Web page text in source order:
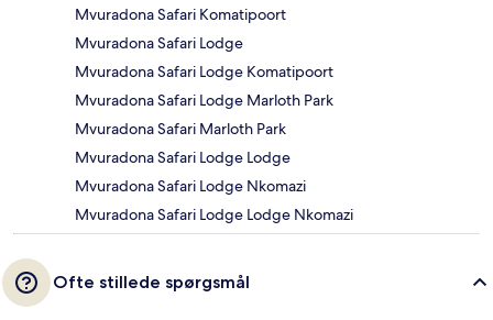
Mvuradona Safari Komatipoort
Mvuradona Safari Lodge
Mvuradona Safari Lodge Komatipoort
Mvuradona Safari Lodge Marloth Park
Mvuradona Safari Marloth Park
Mvuradona Safari Lodge Lodge
Mvuradona Safari Lodge Nkomazi
Mvuradona Safari Lodge Lodge Nkomazi
Ofte stillede spørgsmål